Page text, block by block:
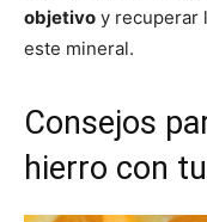
objetivo y recuperar
este mineral.
Consejos
hierro con